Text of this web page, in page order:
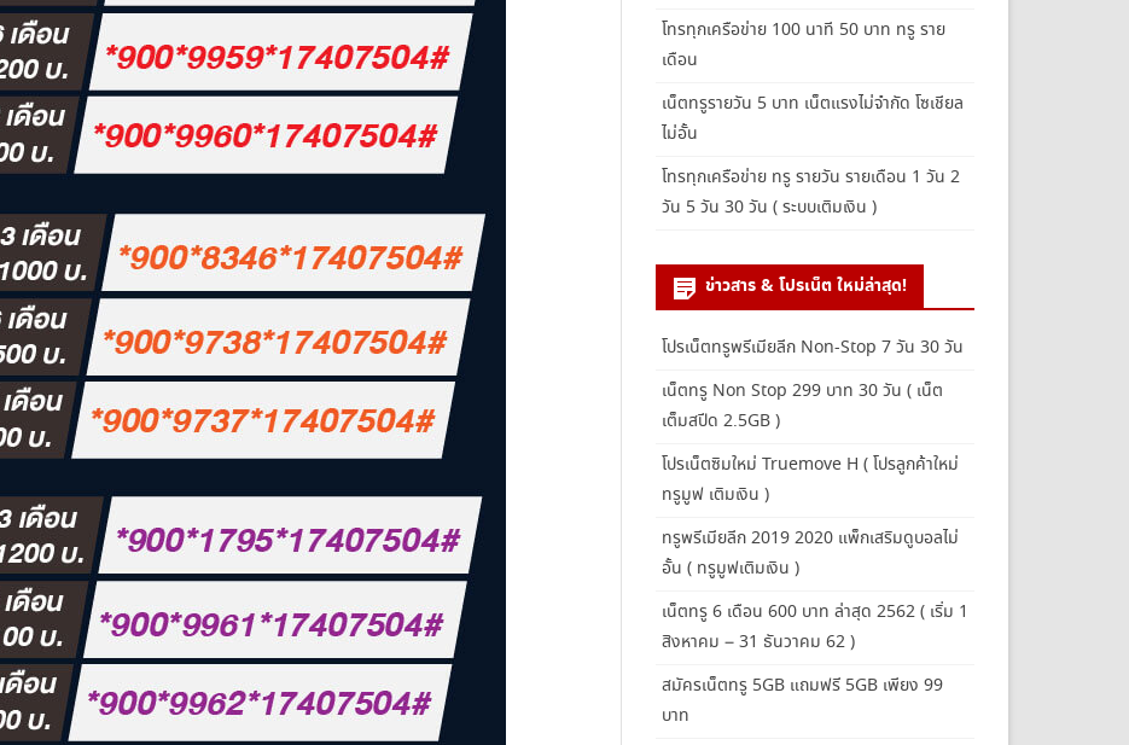
โทรทุกเครือข่าย 100 นาที 50 บาท ทรู ราย
เดือน
เน็ตทรูรายวัน 5 บาท เน็ตแรงไม่จำกัด โซเชียล
ไม่อั้น
โทรทุกเครือข่าย ทรู รายวัน รายเดือน 1 วัน 2
วัน 5 วัน 30 วัน ( ระบบเติมเงิน )
ข่าวสาร & โปรเน็ต ใหม่ล่าสุด!
โปรเน็ตทรูพรีเมียลีก Non-Stop 7 วัน 30 วัน
เน็ตทรู Non Stop 299 บาท 30 วัน ( เน็ต
เต็มสปีด 2.5GB )
โปรเน็ตซิมใหม่ Truemove H ( โปรลูกค้าใหม่
ทรูมูฟ เติมเงิน )
ทรูพรีเมียลีก 2019 2020 แพ็กเสริมดูบอลไม่
อั้น ( ทรูมูฟเติมเงิน )
เน็ตทรู 6 เดือน 600 บาท ล่าสุด 2562 ( เริ่ม 1
สิงหาคม – 31 ธันวาคม 62 )
สมัครเน็ตทรู 5GB แถมฟรี 5GB เพียง 99
บาท